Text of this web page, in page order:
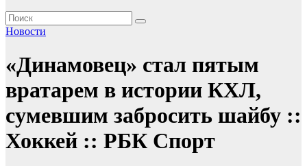
Новости
«Динамовец» стал пятым
вратарем в истории КХЛ,
сумевшим забросить шайбу ::
Хоккей :: РБК Спорт